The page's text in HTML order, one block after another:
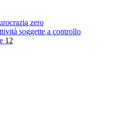
zero
soggette a controllo
12